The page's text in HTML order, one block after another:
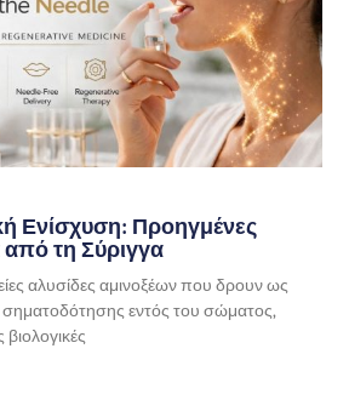
Ενίσχυση: Προηγμένες
τη Σύριγγα
αλυσίδες αμινοξέων που δρουν ως
σηματοδότησης εντός του σώματος,